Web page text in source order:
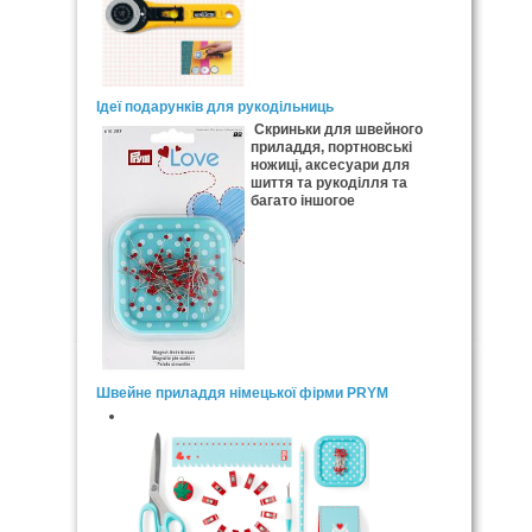
Ідеї подарунків для рукодільниць
Скриньки для швейного
приладдя, портновські
ножиці, аксесуари для
шиття та рукоділля та
багато іншогое
Швейне приладдя німецької фірми PRYM